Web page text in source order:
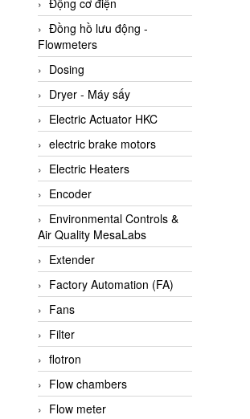
Anritsu
ANTEC S.A
Antico pumps
Anybus/ HMS
AOBEN
Apex Dynamics Vietnam
Apex Dynamics Vietnam
Apiste
APLISENS VietNam
Apollo Fire
Appleton
AQ Matic
Aqualabo Vietnam
Aquametro
ARCA Regler
Arcos Hydraulik
Ardetem-Sfere-Vietnam
Động cơ điện
Đồng hồ lưu động -
Flowmeters
Dosing
Dryer - Máy sấy
Electric Actuator HKC
electric brake motors
Electric Heaters
Encoder
Environmental Controls &
Air Quality MesaLabs
Extender
Factory Automation (FA)
Fans
Filter
flotron
Flow chambers
Flow meter